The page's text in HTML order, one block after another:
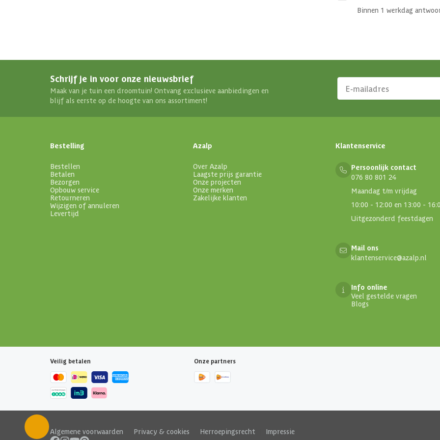
Binnen 1 werkdag
Schrijf je in voor onze nieuwsbrief
Maak van je tuin een droomtuin! Ontvang exclusieve aanbiedingen en
blijf als eerste op de hoogte van ons assortiment!
Bestelling
Bestellen
Betalen
Bezorgen
Opbouw service
Retourneren
Wijzigen of annuleren
Levertijd
Azalp
Over Azalp
Laagste prijs garantie
Onze projecten
Onze merken
Zakelijke klanten
Klantenservice
Persoonlijk contact
076 80 801 24
Maandag t/m vrijdag
10:00 - 12:00 en 13:00 -
Uitgezonderd feestdagen
Mail ons
klantenservice@azalp.nl
Info online
Veel gestelde vragen
Blogs
Veilig betalen Onze partners
Algemene voorwaarden Privacy & cookies Herroepingsrecht Impressie